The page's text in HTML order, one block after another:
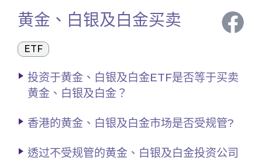
黄金、白银及白金买卖
ETF
投资于黄金、白银及白金ETF是否等于买卖
黄金、白银及白金？
香港的黄金、白银及白金市场是否受规管?
透过不受规管的黄金、白银及白金投资公司